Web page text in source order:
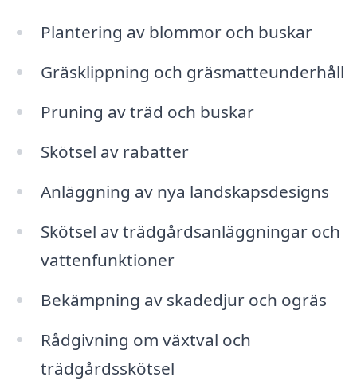
Plantering av blommor och buskar
Gräsklippning och gräsmatteunderhåll
Pruning av träd och buskar
Skötsel av rabatter
Anläggning av nya landskapsdesigns
Skötsel av trädgårdsanläggningar och
vattenfunktioner
Bekämpning av skadedjur och ogräs
Rådgivning om växtval och
trädgårdsskötsel